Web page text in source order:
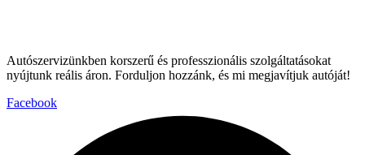
Autószervizünkben korszerű és professzionális szolgáltatásokat
nyújtunk reális áron. Forduljon hozzánk, és mi megjavítjuk autóját!
Facebook